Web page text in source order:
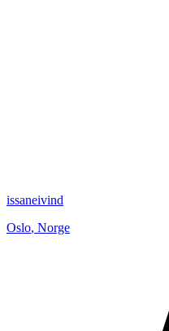
issaneivind
Oslo, Norge